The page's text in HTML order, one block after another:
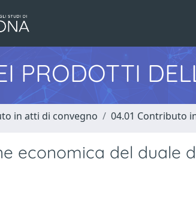
PRODOTTI
in atti di convegno 04.01 Contributo
economica del duale